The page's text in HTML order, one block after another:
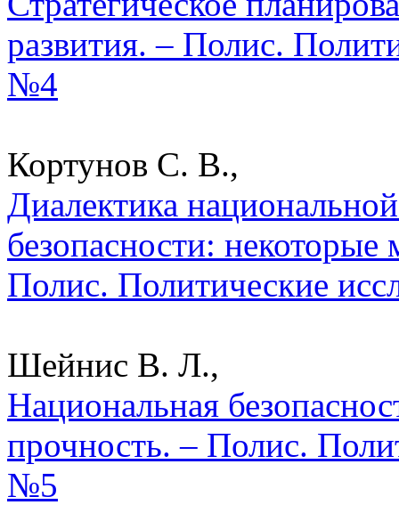
развития. – Полис.
№4
Кортунов С. В.,
Диалектика
безопасности:
Полис. Политические
Шейнис В. Л.,
Национальная
прочность. – Полис.
№5